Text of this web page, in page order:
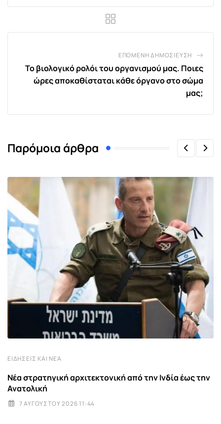
ΕΠΌΜΕΝΗ ΔΗΜΟΣΊΕΥΣΗ
Το βιολογικό ρολόι του οργανισμού μας. Ποιες
ώρες αποκαθίσταται κάθε όργανο στο σώμα
μας;
Παρόμοια άρθρα
ΕΙΔΉΣΕΙΣ ΚΑΙ ΝΈΑ
Νέα στρατηγική αρχιτεκτονική από την Ινδία έως την
Ανατολική
7 ΑΥΓΟΎΣΤΟΥ 2026 11:44